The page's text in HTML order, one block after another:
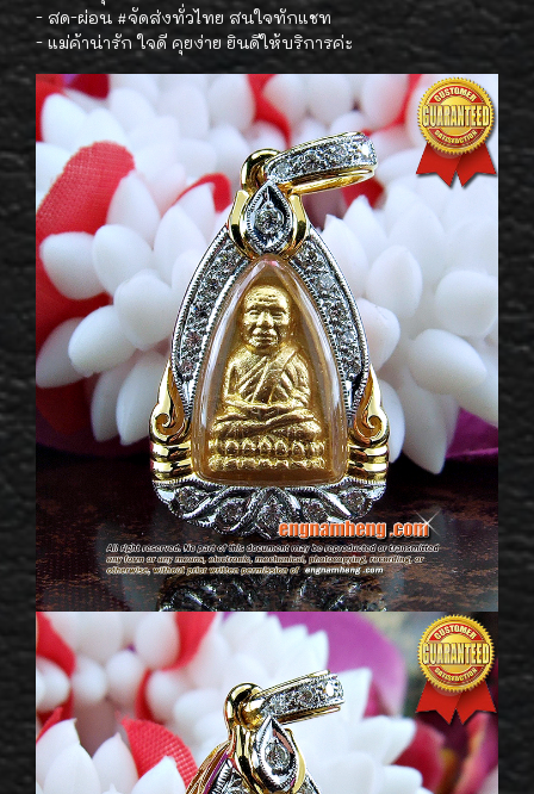
- สด-ผ่อน #จัดส่งทั่วไทย สนใจทักแชท
- แม่ค้าน่ารัก ใจดี คุยง่าย ยินดีให้บริการค่ะ